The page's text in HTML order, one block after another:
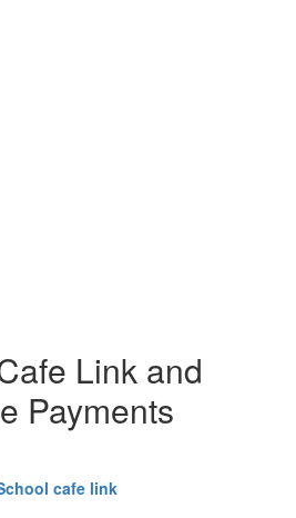
Link and
Payments